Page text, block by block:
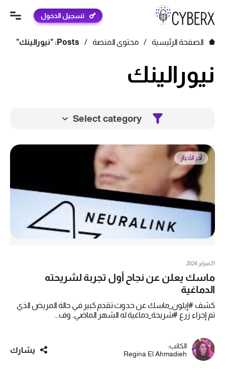
تسجيل الدخول
الصفحة الرئيسية / محتوى المنصة / Posts: "نيورالينك"
نيورالينك
Select category
آخر الأخبار
21 فبراير 2024
ماسك يعلن عن نجاح أول تجربة لشريحته
الدماغية
كشف #إيلون_ماسك عن حدوث تقدم كبير في حالة المريض الذي
تم إجراء زرع #شريحة_دماغية له الشهر الماضي. وف...
الكاتب:
Regina El Ahmadieh
يشارك